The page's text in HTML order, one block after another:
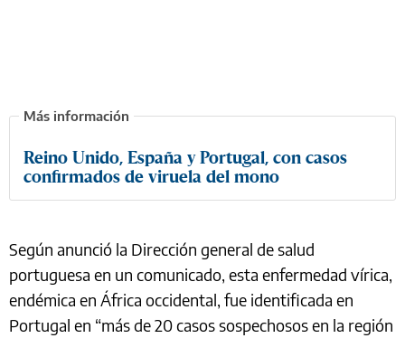
Reino Unido, España y Portugal, con casos
confirmados de viruela del mono
Según anunció la Dirección general de salud
portuguesa en un comunicado, esta enfermedad vírica,
endémica en África occidental, fue identificada en
Portugal en “más de 20 casos sospechosos en la región